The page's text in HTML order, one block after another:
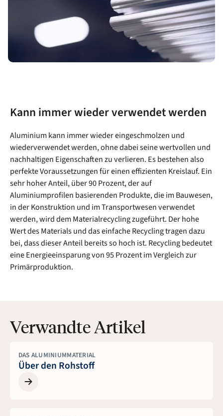
Kann immer wieder verwendet werden
Aluminium kann immer wieder eingeschmolzen und
wiederverwendet werden, ohne dabei seine wertvollen und
nachhaltigen Eigenschaften zu verlieren. Es bestehen also
perfekte Voraussetzungen für einen effizienten Kreislauf. Ein
sehr hoher Anteil, über 90 Prozent, der auf
Aluminiumprofilen basierenden Produkte, die im Bauwesen,
in der Konstruktion und im Transportwesen verwendet
werden, wird dem Materialrecycling zugeführt. Der hohe
Wert des Materials und das einfache Recycling tragen dazu
bei, dass dieser Anteil bereits so hoch ist. Recycling bedeutet
eine Energieeinsparung von 95 Prozent im Vergleich zur
Primärproduktion.
Verwandte Artikel
DAS ALUMINIUMMATERIAL
Über den Rohstoff